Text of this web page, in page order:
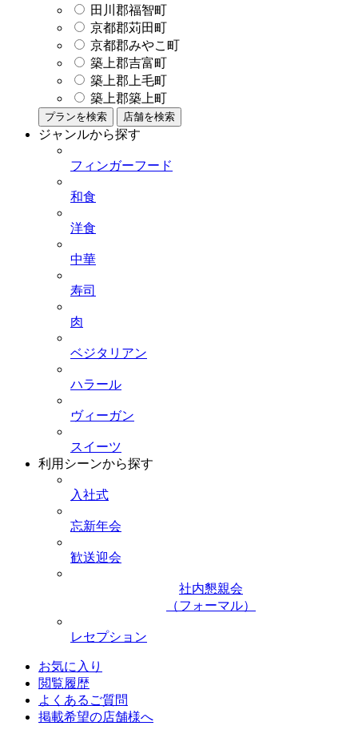
田川郡福智町
京都郡苅田町
京都郡みやこ町
築上郡吉富町
築上郡上毛町
築上郡築上町
プランを検索 店舗を検索
ジャンルから探す
フィンガーフード
和食
洋食
中華
寿司
肉
ベジタリアン
ハラール
ヴィーガン
スイーツ
利用シーンから探す
入社式
忘新年会
歓送迎会
社内懇親会
（フォーマル）
レセプション
お気に入り
閲覧履歴
よくあるご質問
掲載希望の店舗様へ